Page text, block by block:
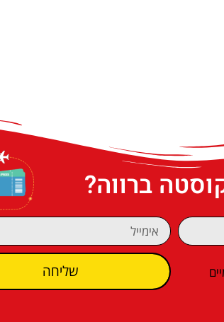
ברווה?
שליחה